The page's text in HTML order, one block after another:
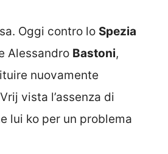
Oggi contro lo Spezia
Alessandro Bastoni,
nuovamente
vista l’assenza di
lui ko per un problema